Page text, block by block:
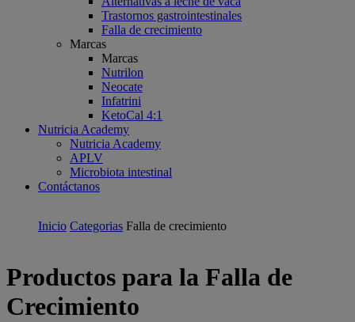
Trastornos gastrointestinales
Falla de crecimiento
Marcas
Marcas
Nutrilon
Neocate
Infatrini
KetoCal 4:1
Nutricia Academy
Nutricia Academy
APLV
Microbiota intestinal
Contáctanos
Inicio Categorias Falla de crecimiento
Productos para la Falla de
Crecimiento